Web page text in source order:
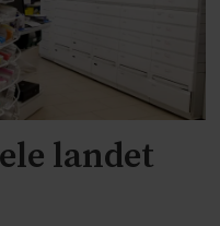
landet